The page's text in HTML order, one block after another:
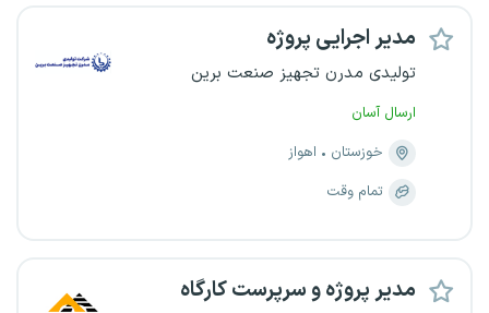
مدیر اجرایی پروژه
تولیدی مدرن تجهیز صنعت برین
ارسال آسان
خوزستان
اهواز
تمام وقت
مدیر پروژه و سرپرست کارگاه